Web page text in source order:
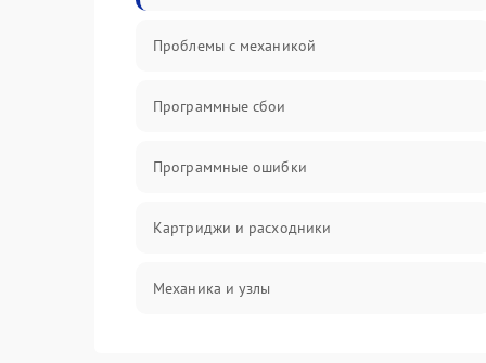
Проблемы с механикой
Программные сбои
Программные ошибки
Картриджи и расходники
Механика и узлы